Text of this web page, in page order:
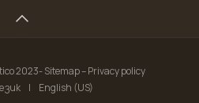
2023- Sitemap – Privacy policy
|
English (US)